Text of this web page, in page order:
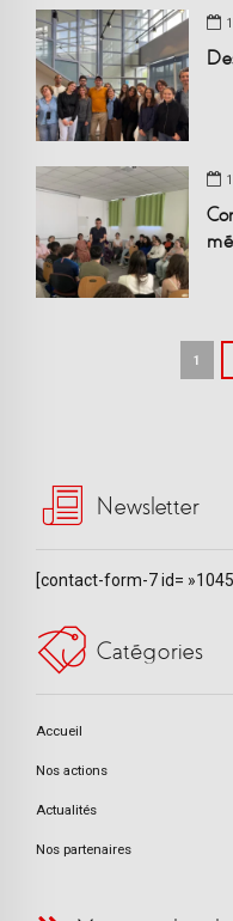
1
Newsletter
[contact-form-7 id=
Catégories
Accueil
Nos actions
Actualités
Nos partenaires